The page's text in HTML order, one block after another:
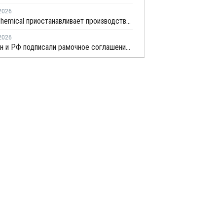
Wanhua Chemical приостанавливает производство МДИ для проведения планового техобслуживания
Казахстан и РФ подписали рамочное соглашение по увеличению поставок российской нефти в КНР